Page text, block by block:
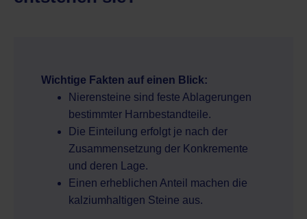
Wichtige Fakten auf einen Blick:
Nierensteine sind feste Ablagerungen
bestimmter Harnbestandteile.
Die Einteilung erfolgt je nach der
Zusammensetzung der Konkremente
und deren Lage.
Einen erheblichen Anteil machen die
kalziumhaltigen Steine aus.